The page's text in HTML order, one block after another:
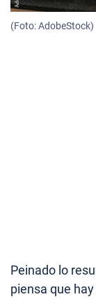
(Foto: AdobeStock)
Peinado lo
piensa que